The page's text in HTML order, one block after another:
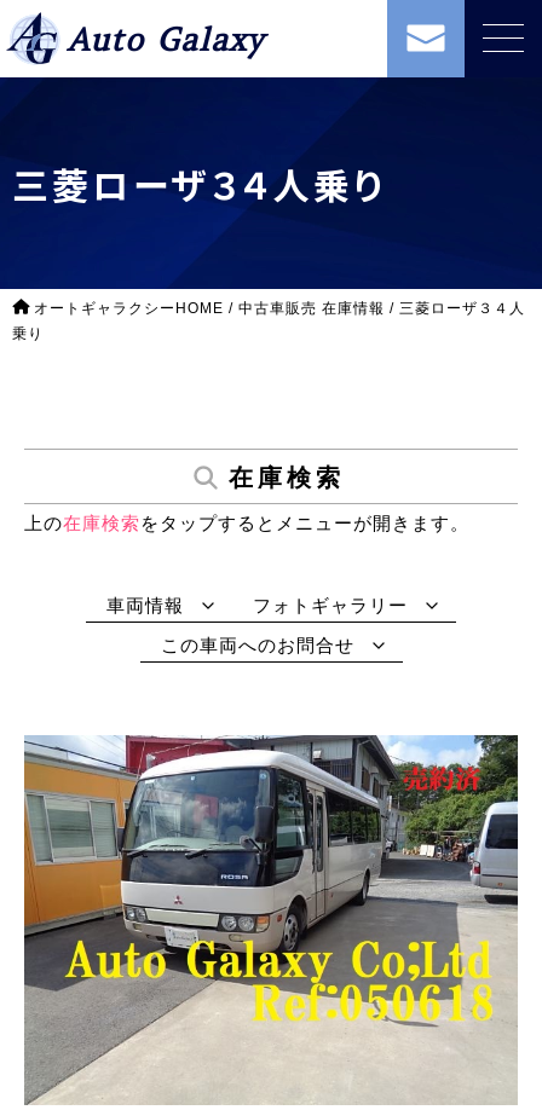
Auto Galaxy
三菱ローザ３４人乗り
オートギャラクシーHOME / 中古車販売 在庫情報 / 三菱ローザ３４人
乗り
在庫検索
上の在庫検索をタップするとメニューが開きます。
車両情報
フォトギャラリー
この車両へのお問合せ